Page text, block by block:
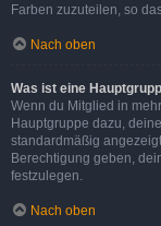
Farben zuzuteilen, so
Nach oben
Was ist eine
Wenn du Mitglied in
Hauptgruppe dazu,
standardmäßig
Berechtigung geben,
festzulegen.
Nach oben